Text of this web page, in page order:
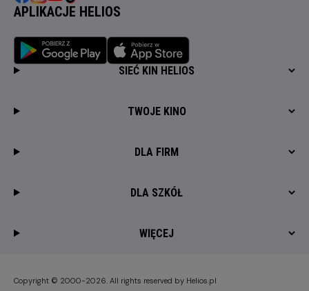
APLIKACJE HELIOS
SIEĆ KIN HELIOS
TWOJE KINO
DLA FIRM
DLA SZKÓŁ
WIĘCEJ
Copyright © 2000-2026. All rights reserved by Helios.pl